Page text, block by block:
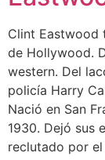
Clint Eastwood
de Hollywood.
western. Del
policía Harry
Nació en San
1930. Dejó sus
reclutado por